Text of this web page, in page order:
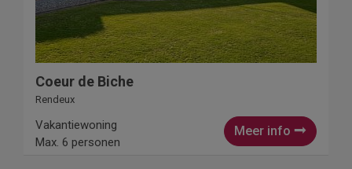
Coeur de Biche
Rendeux
Meer info
Vakantiewoning
Max. 6 personen